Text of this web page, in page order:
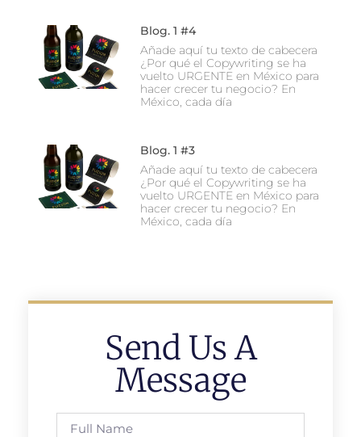
Blog. 1 #4
Añade aquí tu texto de cabecera
¿Por qué el Copywriting se ha
vuelto URGENTE en México para
hacer crecer tu negocio? En
México, cada día
Blog. 1 #3
Añade aquí tu texto de cabecera
¿Por qué el Copywriting se ha
vuelto URGENTE en México para
hacer crecer tu negocio? En
México, cada día
Send Us A
Message